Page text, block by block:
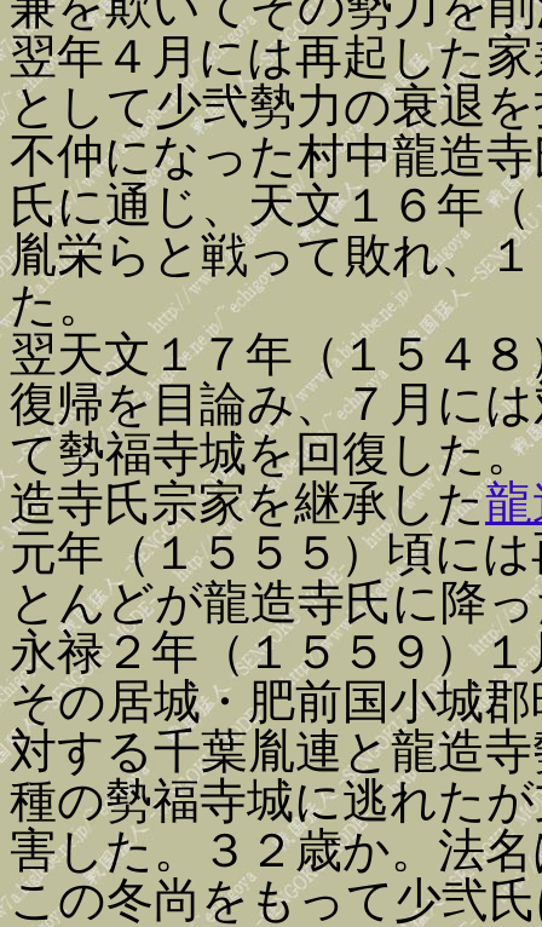
翌年４月には再起した
として少弐勢力の衰退
不仲になった村中龍造
氏に通じ、天文１６年
胤栄らと戦って敗れ、
た。
翌天文１７年（１５４
復帰を目論み、７月に
て勢福寺城を回復した
造寺氏宗家を継承した
元年（１５５５）頃に
とんどが龍造寺氏に降
永禄２年（１５５９）
その居城・肥前国小城
対する千葉胤連と龍造
種の勢福寺城に逃れた
害した。３２歳か。法
この冬尚をもって少弐